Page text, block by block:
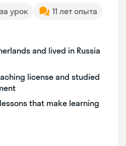
урок
11 лет опыта
and lived in Russia
license and studied
that make learning